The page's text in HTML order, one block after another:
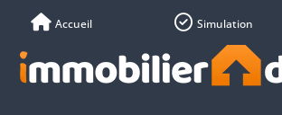
Accueil Simulation